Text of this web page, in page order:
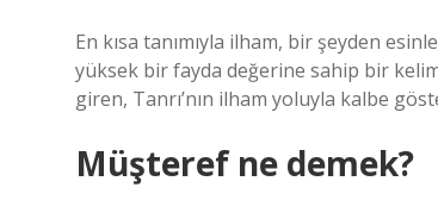
En kısa tanımıyla ilham, bir şeyden
yüksek bir fayda değerine sahip bir
giren, Tanrı’nın ilham yoluyla kalbe
Müşteref ne demek?